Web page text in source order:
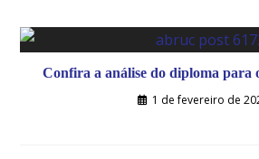
Confira a análise do diploma para
1 de fevereiro de